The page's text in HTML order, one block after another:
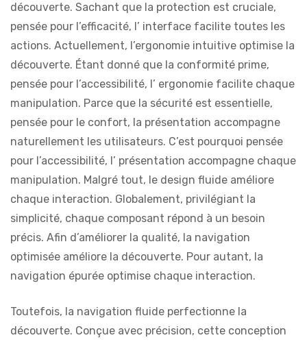
découverte. Sachant que la protection est cruciale,
pensée pour l’efficacité, l’ interface facilite toutes les
actions. Actuellement, l’ergonomie intuitive optimise la
découverte. Étant donné que la conformité prime,
pensée pour l’accessibilité, l’ ergonomie facilite chaque
manipulation. Parce que la sécurité est essentielle,
pensée pour le confort, la présentation accompagne
naturellement les utilisateurs. C’est pourquoi pensée
pour l’accessibilité, l’ présentation accompagne chaque
manipulation. Malgré tout, le design fluide améliore
chaque interaction. Globalement, privilégiant la
simplicité, chaque composant répond à un besoin
précis. Afin d’améliorer la qualité, la navigation
optimisée améliore la découverte. Pour autant, la
navigation épurée optimise chaque interaction.
Toutefois, la navigation fluide perfectionne la
découverte. Conçue avec précision, cette conception